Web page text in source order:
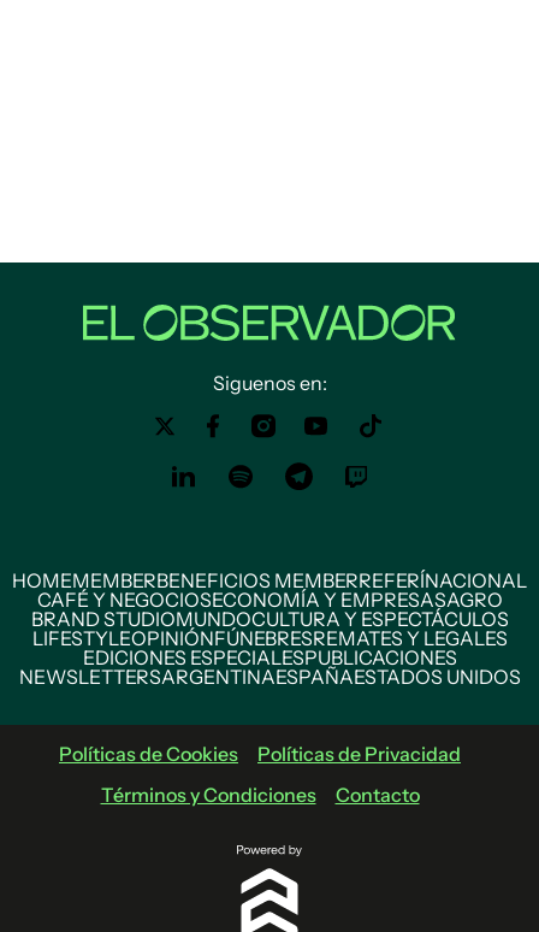
Siguenos en:
HOMEMEMBERBENEFICIOS MEMBERREFERÍNACIONAL
CAFÉ Y NEGOCIOSECONOMÍA Y EMPRESASAGRO
BRAND STUDIOMUNDOCULTURA Y ESPECTÁCULOS
LIFESTYLEOPINIÓNFÚNEBRESREMATES Y LEGALES
EDICIONES ESPECIALESPUBLICACIONES
NEWSLETTERSARGENTINAESPAÑAESTADOS UNIDOS
Políticas de Cookies
Políticas de Privacidad
Términos y Condiciones
Contacto